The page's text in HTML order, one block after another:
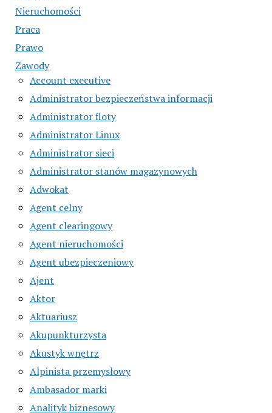
Nieruchomości
Praca
Prawo
Zawody
Account executive
Administrator bezpieczeństwa informacji
Administrator floty
Administrator Linux
Administrator sieci
Administrator stanów magazynowych
Adwokat
Agent celny
Agent clearingowy
Agent nieruchomości
Agent ubezpieczeniowy
Ajent
Aktor
Aktuariusz
Akupunkturzysta
Akustyk wnętrz
Alpinista przemysłowy
Ambasador marki
Analityk biznesowy